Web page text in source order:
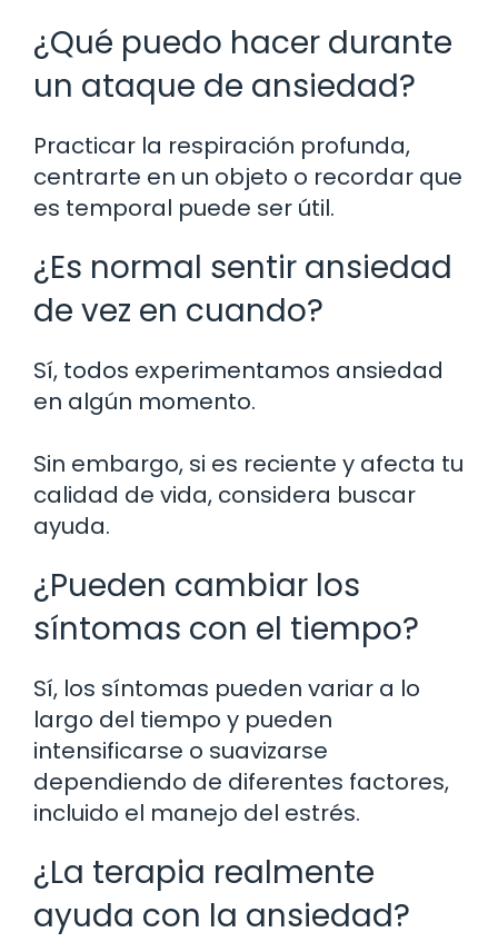
¿Qué puedo hacer durante
un ataque de ansiedad?
Practicar la respiración profunda,
centrarte en un objeto o recordar que
es temporal puede ser útil.
¿Es normal sentir ansiedad
de vez en cuando?
Sí, todos experimentamos ansiedad
en algún momento.
Sin embargo, si es reciente y afecta tu
calidad de vida, considera buscar
ayuda.
¿Pueden cambiar los
síntomas con el tiempo?
Sí, los síntomas pueden variar a lo
largo del tiempo y pueden
intensificarse o suavizarse
dependiendo de diferentes factores,
incluido el manejo del estrés.
¿La terapia realmente
ayuda con la ansiedad?